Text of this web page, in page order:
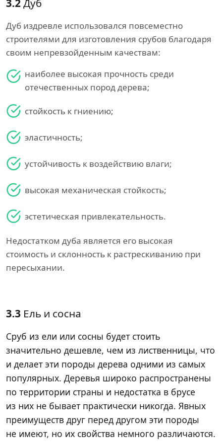
3.2Дуб
Дуб издревле использовался повсеместно
строителями для изготовления срубов благодаря
своим непревзойденным качествам:
наиболее высокая прочность среди
отечественных пород дерева;
стойкость к гниению;
эластичность;
устойчивость к воздействию влаги;
высокая механическая стойкость;
эстетическая привлекательность.
Недостатком дуба является его высокая
стоимость и склонность к растрескиванию при
пересыхании.
3.3 Ель и сосна
Сруб из ели или сосны будет стоить
значительно дешевле, чем из лиственницы, что
и делает эти породы дерева одними из самых
популярных. Деревья широко распространены
по территории страны и недостатка в брусе
из них не бывает практически никогда. Явных
преимуществ друг перед другом эти породы
не имеют, но их свойства немного различаются.